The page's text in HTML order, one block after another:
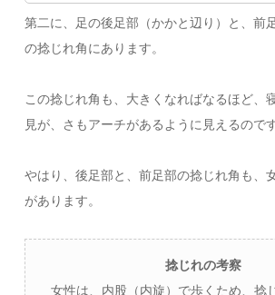
第二に、足の後足部（かかと辺り）と、前
の捻じれ角にあります。
この捻じれ角も、大きくなればなるほど、
見が、さもアーチがあるように見えるのです
やはり、後足部と、前足部の捻じれ角も、
があります。
捻じれの考察
女性は、内股（内旋）で歩くため、捻